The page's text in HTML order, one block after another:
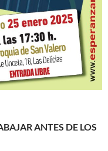
ANTES DE LOS